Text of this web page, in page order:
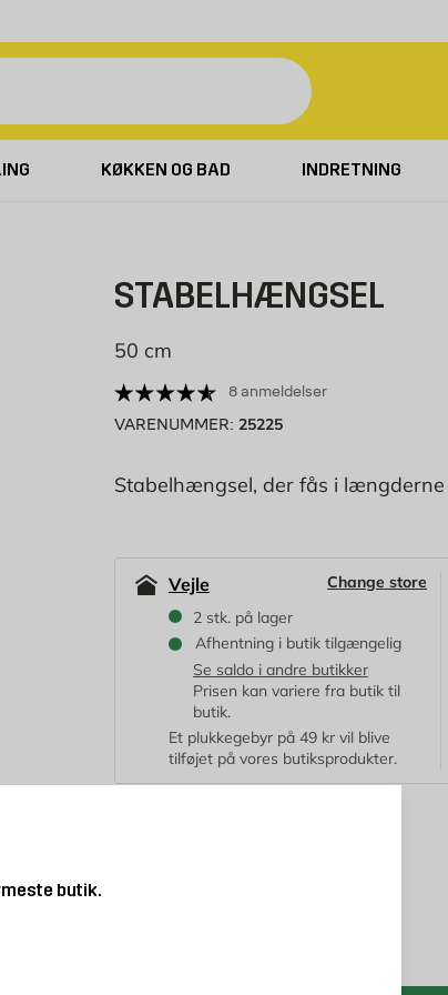
butik.
KØKKEN OG BAD INDRETNING
STABELHÆNGSEL
50 cm
8 anmeldelser
VARENUMMER: 25225
Stabelhængsel, der fås i længderne
Vejle
Change store
2 stk. på lager
Afhentning i butik tilgængelig
Se saldo i andre butikker
Prisen kan variere fra butik til
butik.
Et plukkegebyr på 49 kr vil blive
tilføjet på vores butiksprodukter.